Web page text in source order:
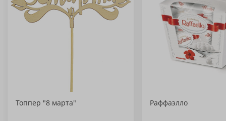
Топпер "8 марта" Раффаэлло